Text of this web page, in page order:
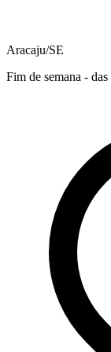
Aracaju/SE
Fim de semana -